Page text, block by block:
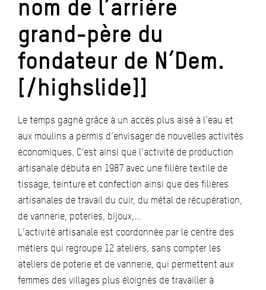
nom de l’arrière
grand-père du
fondateur de N’Dem.
[/highslide]]
Le temps gagné grâce à un accès plus aisé à l’eau et
aux moulins a permis d’envisager de nouvelles activités
économiques. C’est ainsi que l’activité de production
artisanale débuta en 1987 avec une filière textile de
tissage, teinture et confection ainsi que des filières
artisanales de travail du cuir, du métal de récupération,
de vannerie, poteries, bijoux,…
L’activité artisanale est coordonnée par le centre des
métiers qui regroupe 12 ateliers, sans compter les
ateliers de poterie et de vannerie, qui permettent aux
femmes des villages plus éloignés de travailler à